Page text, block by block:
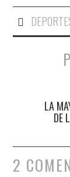
LA
DE
2